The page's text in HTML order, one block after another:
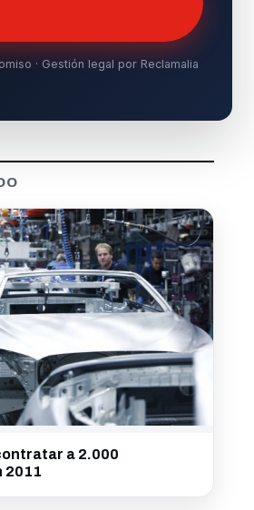
· Gestión legal por Reclamalia
a 2.000
2011